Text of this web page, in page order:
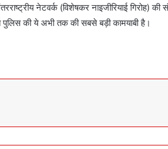
नेटवर्क (विशेषकर नाइजीरियाई गिरोह) की
की ये अभी तक की सबसे बड़ी कामयाबी है।